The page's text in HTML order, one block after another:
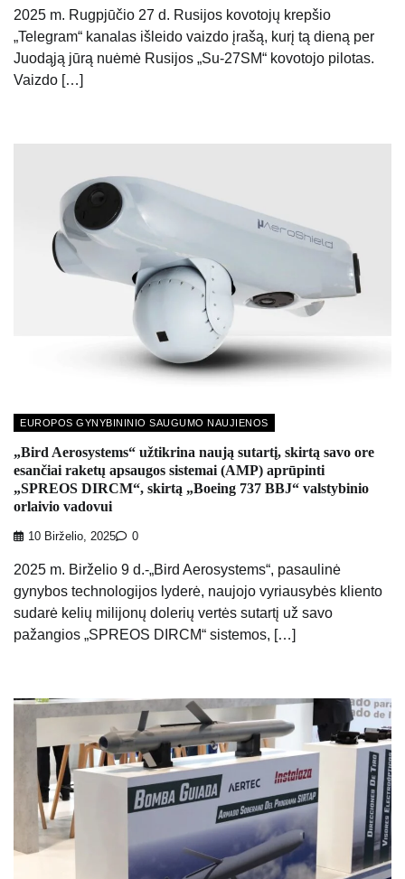
2025 m. Rugpjūčio 27 d. Rusijos kovotojų krepšio
„Telegram“ kanalas išleido vaizdo įrašą, kurį tą dieną per
Juodąją jūrą nuėmė Rusijos „Su-27SM“ kovotojo pilotas.
Vaizdo […]
EUROPOS GYNYBININIO SAUGUMO NAUJIENOS
„Bird Aerosystems“ užtikrina naują sutartį, skirtą savo ore
esančiai raketų apsaugos sistemai (AMP) aprūpinti
„SPREOS DIRCM“, skirtą „Boeing 737 BBJ“ valstybinio
orlaivio vadovui
10 Birželio, 2025 0
2025 m. Birželio 9 d.-„Bird Aerosystems“, pasaulinė
gynybos technologijos lyderė, naujojo vyriausybės kliento
sudarė kelių milijonų dolerių vertės sutartį už savo
pažangios „SPREOS DIRCM“ sistemos, […]